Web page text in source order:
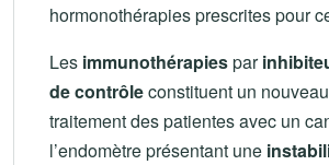
hormonothérapies prescrites pour
Les immunothérapiespar
de contrôleconstituent un
traitement des patientes avec un
l’endomètre présentant une